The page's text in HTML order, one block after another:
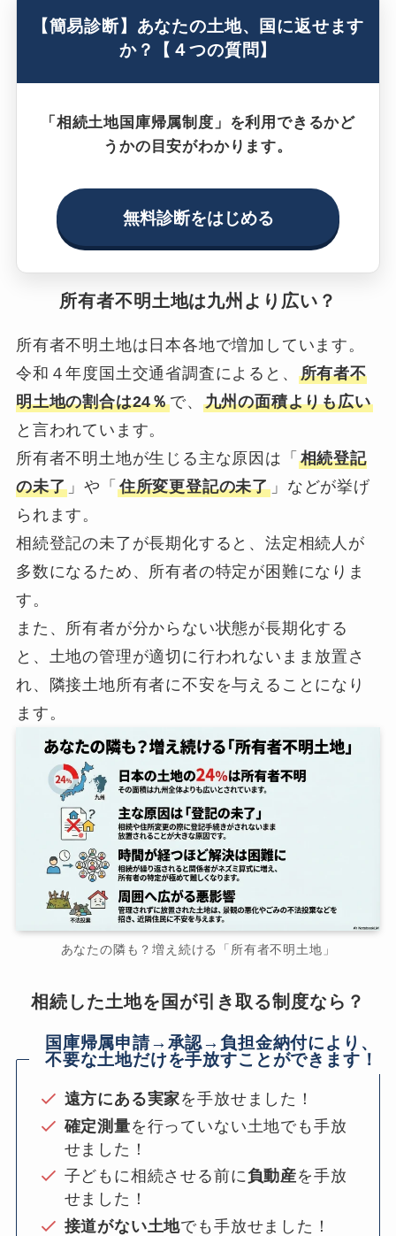
【簡易診断】あなたの土地、国に返せます
か？【４つの質問】
「相続土地国庫帰属制度」を利用できるかど
うかの目安がわかります。
無料診断をはじめる
所有者不明土地は九州より広い？
所有者不明土地は日本各地で増加しています。
令和４年度国土交通省調査によると、 所有者不
明土地の割合は24％で、 九州の面積よりも広い
と言われています。
所有者不明土地が生じる主な原因は「 相続登記
の未了 」や「 住所変更登記の未了 」などが挙げ
られます。
相続登記の未了が長期化すると、法定相続人が
多数になるため、所有者の特定が困難になりま
す。
また、所有者が分からない状態が長期化する
と、土地の管理が適切に行われないまま放置さ
れ、隣接土地所有者に不安を与えることになり
ます。
あなたの隣も？増え続ける「所有者不明土地」
相続した土地を国が引き取る制度なら？
国庫帰属申請→承認→負担金納付により、
不要な土地だけを手放すことができます！
遠方にある実家を手放せました！
確定測量を行っていない土地でも手放
せました！
子どもに相続させる前に負動産を手放
せました！
接道がない土地でも手放せました！